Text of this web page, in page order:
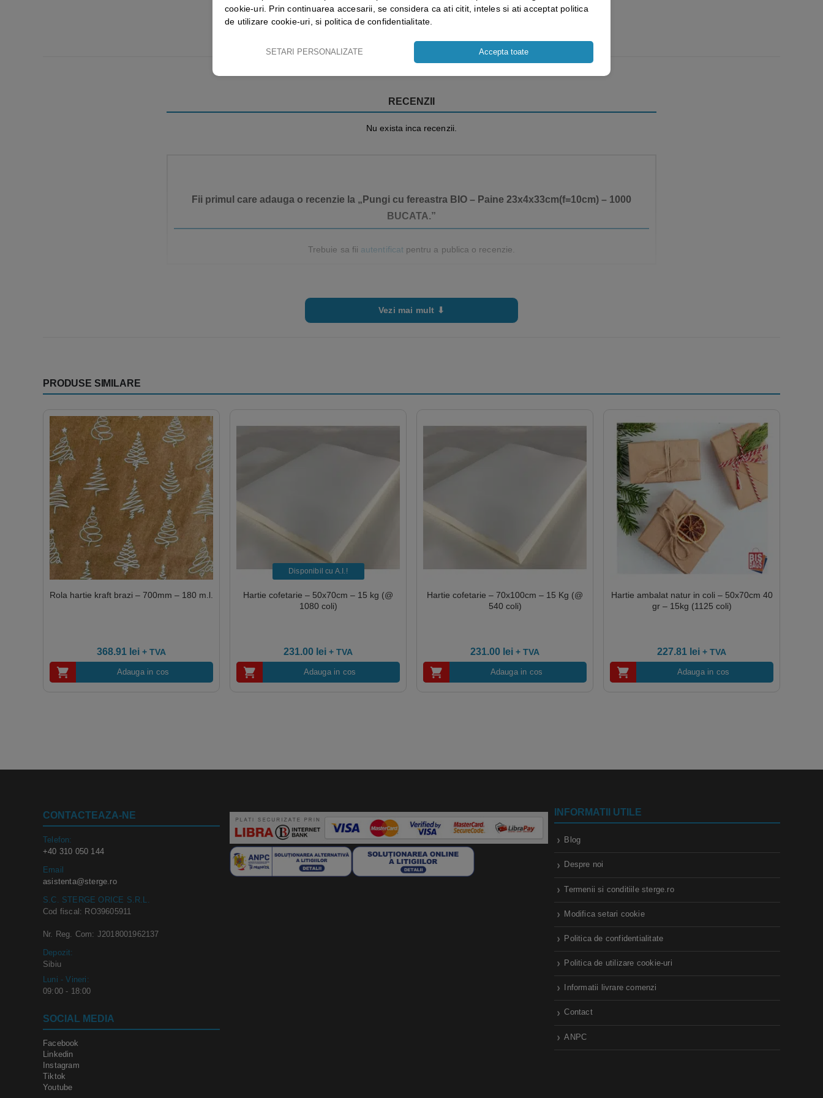
RECENZII
Nu exista inca recenzii.
Fii primul care adauga o recenzie la „Pungi cu fereastra BIO – Paine 23x4x33cm(f=10cm) – 1000
BUCATA.”
Trebuie sa fii autentificat pentru a publica o recenzie.
Vezi mai mult ⬇
PRODUSE SIMILARE
Rola hartie kraft brazi – 700mm – 180 m.l.
368.91 lei + TVA
Adauga in cos
Disponibil cu A.I.​!
Hartie cofetarie – 50x70cm – 15 kg (@
1080 coli)
231.00 lei + TVA
Adauga in cos
Hartie cofetarie – 70x100cm – 15 Kg (@
540 coli)
231.00 lei + TVA
Adauga in cos
Hartie ambalat natur in coli – 50x70cm 40
gr – 15kg (1125 coli)
227.81 lei + TVA
Adauga in cos
CONTACTEAZA-NE
Telefon:
+40 310 050 144
Email
asistenta@sterge.ro
S.C. STERGE ORICE S.R.L.
Cod fiscal: RO39605911
Nr. Reg. Com: J2018001962137
Depozit:
Sibiu
Luni - Vineri:
09:00 - 18:00
SOCIAL MEDIA
Facebook
Linkedin
Instagram
Tiktok
Youtube
INFORMATII UTILE
Blog
Despre noi
Termenii si conditiile sterge.ro
Modifica setari cookie
Politica de confidentialitate
Politica de utilizare cookie-uri
Informatii livrare comenzi
Contact
ANPC
cookie-uri. Prin continuarea accesarii, se considera ca ati citit, inteles si ati acceptat politica
de utilizare cookie-uri, si politica de confidentialitate.
SETARI PERSONALIZATE Accepta toate